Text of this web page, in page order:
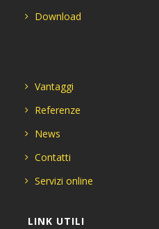
Download
Vantaggi
Referenze
News
Contatti
Servizi online
LINK UTILI